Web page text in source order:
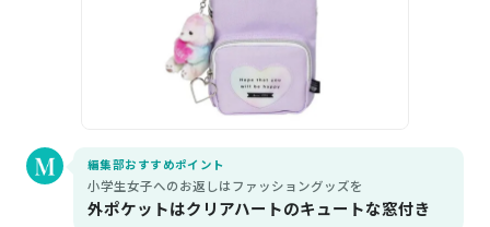
編集部おすすめポイント
小学生女子へのお返しはファッショングッズを
外ポケットはクリアハートのキュートな窓付き